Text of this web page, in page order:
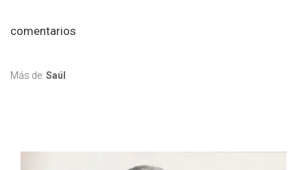
comentarios
Más de: Saúl